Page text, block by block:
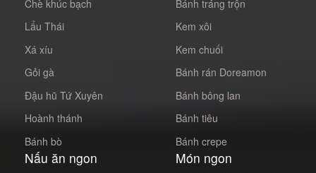
Chè khúc bạch
Lẩu Thái
Xá xíu
Gỏi gà
Đậu hũ Tứ Xuyên
Hoành thánh
Bánh bò
Bánh tráng trộn
Kem xôi
Kem chuối
Bánh rán Doreamon
Bánh bông lan
Bánh tiêu
Bánh crepe
Nấu ăn ngon Món ngon